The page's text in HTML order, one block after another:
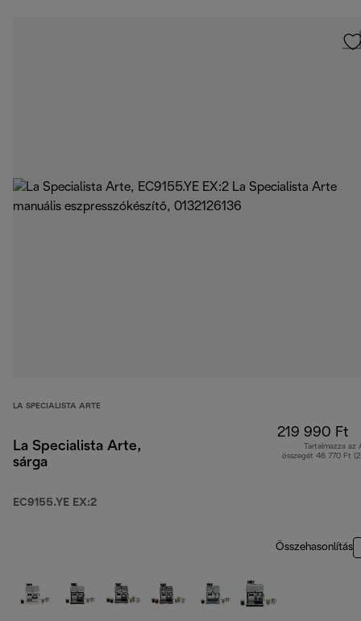
LA SPECIALISTA ARTE
La Specialista Arte,
sárga
EC9155.YE EX:2
219 990 Ft
Tartalmazza az
összegét 46 770 Ft
Összehasonlítás